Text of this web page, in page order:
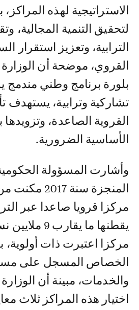
الاستراتيجية لهذه المراكز،
لتحقيق التنمية المجالية،
الترابية، وتعزيز استقرار
القروي، موضحة أن
بلورة برنامج وطني مندمج
تشاركية وترابية، يستهدف
القروية الصاعدة، وتزويدها
الأساسية الضرورية.
وأشارت المسؤولة
مركزا قرويا صاعدا عبر
مركزا اعتبرت ذات أولوية،
الخصاص المسجل على
والخدمات، مبينة أن
اختيار هذه المراكز ثلاث